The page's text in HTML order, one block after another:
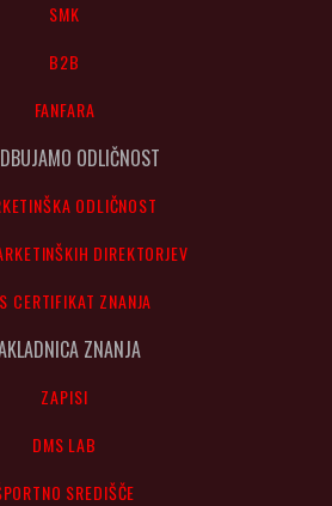
SMK
B2B
FANFARA
ODLIČNOST
ODLIČNOST
DIREKTORJEV
CERTIFIKAT ZNANJA
ZNANJA
ZAPISI
DMS LAB
SREDIŠČE